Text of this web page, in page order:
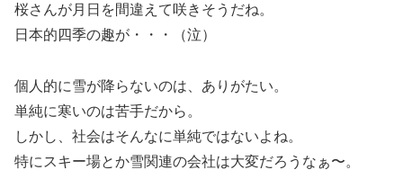
桜さんが月日を間違えて咲きそうだね。
日本的四季の趣が・・・（泣）
個人的に雪が降らないのは、ありがたい。
単純に寒いのは苦手だから。
しかし、社会はそんなに単純ではないよね。
特にスキー場とか雪関連の会社は大変だろうなぁ〜。